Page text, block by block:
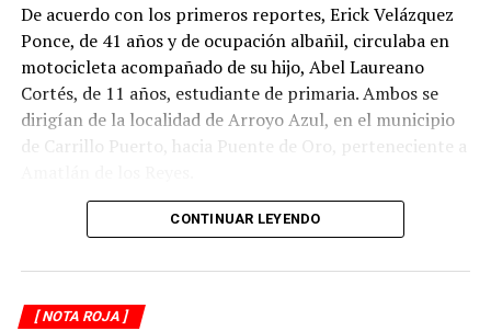
De acuerdo con los primeros reportes, Erick Velázquez
Ponce, de 41 años y de ocupación albañil, circulaba en
motocicleta acompañado de su hijo, Abel Laureano
Cortés, de 11 años, estudiante de primaria. Ambos se
dirigían de la localidad de Arroyo Azul, en el municipio
de Carrillo Puerto, hacia Puente de Oro, perteneciente a
El accidente ocurrió cuando, presuntamente, un
automóvil que circulaba detrás de la motocicleta los
impactó por alcance, provocando que ambos cayeran
sobre la carpeta asfáltica.
CONTINUAR LEYENDO
[ NOTA ROJA ]